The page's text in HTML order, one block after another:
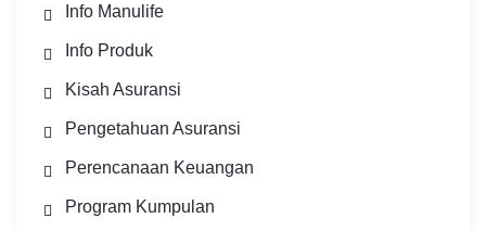
Info Manulife
Info Produk
Kisah Asuransi
Pengetahuan Asuransi
Perencanaan Keuangan
Program Kumpulan